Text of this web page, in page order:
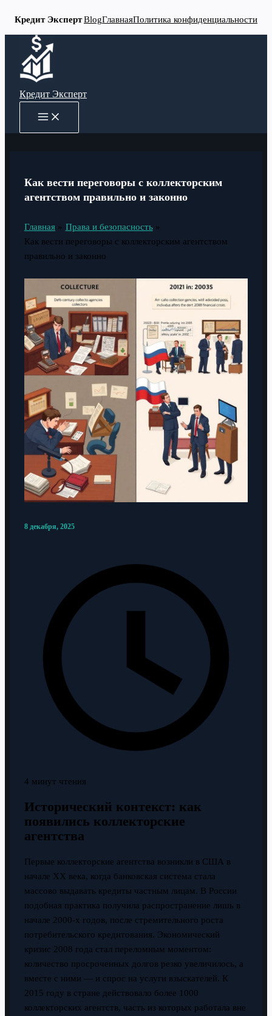
Кредит ЭкспертBlogГлавнаяПолитика конфиденциальности
Перейти
содержимому
Кредит Эксперт
MAIN
MENU
Как вести переговоры с коллекторским
агентством правильно и законно
Главная
Права и безопасность
Как вести переговоры с коллекторским агентством
правильно и законно
8 декабря, 2025
4 минут чтения
Исторический контекст: как
появились коллекторские
агентства
Первые коллекторские агентства возникли в США в
начале XX века, когда банковская система стала
массово выдавать кредиты частным лицам. В России
подобная практика получила распространение лишь в
начале 2000-х годов, после стремительного роста
потребительского кредитования. Экономический
кризис 2008 года стал переломным моментом:
количество просроченных долгов резко увеличилось, а
вместе с ними — и спрос на услуги взыскателей. К
2015 году в стране действовало более 1000
коллекторских агентств, часть из которых работала вне